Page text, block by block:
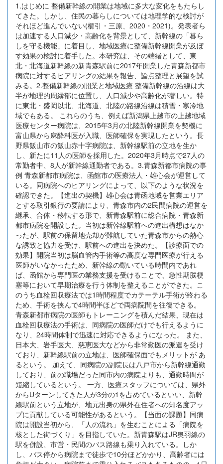
1.はじめに 整備新幹線の開業は地域に多大な変化をもたらし
てきた。しかし、住民の暮らしについては地理学的な検討が
それほど進んでいない(櫛引・三原、2020・2021)。発表者ら
は加速する人口減少・高齢化を背景として、新幹線の「暮ら
しを守る機能」に着目し、地域医療に整備新幹線開業が及ぼ
す効果の検討に着手した。本研究は、その端緒として、東
北・北海道新幹線の新青森駅前に2017年開業した青森新都市
病院に対するヒアリングの結果を報告、論点整理と展望を試
みる。2.整備新幹線の開業と地域医療 整備新幹線の沿線は大
半が地理的周縁部に位置し、人口減少や高齢化が著しい。特
に東北・盛岡以北、北海道、北陸の路線沿線は積雪・寒冷地
域でもある。 これらのうち、例えば新潟県上越市の上越地域
医療センター病院は、2015年3月の北陸新幹線開業を契機に
富山県から麻酔科医が入職、医師確保を実現したという。長
野県飯山市の飯山赤十字病院は、新幹線駅前の立地を生か
し、新たに11人の医師を採用した。2020年3月時点で27人の
常勤者中、8人が新幹線通勤者である。3.青森新都市病院の事
例 青森新都市病院は、函館市の医療法人・雄心会が運営して
いる。同病院へのヒアリングによって、以下のような状況を
確認できた。【進出の契機】雄心会は青函地域を営業エリア
とする取引銀行の要請により、青森市内の2民間病院の運営を
継承、合体・移転する形で、新青森駅前に総合病院・青森新
都市病院を開設した。当初は新幹線駅前への進出構想はなか
ったが、駅前の保留地売却が難航していた青森市からの熱心
な誘致と協力を受け、駅前への進出を決めた。【診療面での
効果】開院当初は脳血管内手術等の高度な専門医療が行える
医師がいなかったため、新幹線の動いている時間内であれ
ば、函館から専門医の業務支援を受けることで、急性期脳梗
塞等において早期治療を行う体制を整えることができた。こ
のうち血栓回収療法では1時間程度でカテーテル手術が終わる
ため、手術を挟んで4時間半ほどで両病院間を往復できる。
青森新都市病院の医師もトレーニングを積んだ結果、現在は
血栓回収療法の手術は、同病院の医師だけでも行えるように
なり、24時間体制で迅速に対応できるようになった。 また、
日本大、岩手医大、慈恵医大などから非常勤医の派遣を受け
ており、新幹線駅前の立地は、医師確保面でもメリットが あ
るという。 加えて、同病院の副院長は八戸市から新幹線通勤
しており、前の職場だった同市内の病院よりも、通勤時間が
短縮しているという。 一方、医療スタッフについては、県外
からUターンしてきた人が3分の1を占めているといい、新幹
線駅前という立地が、地元出身の県外在住者への知名度アッ
プに貢献している可能性があるという。【当面の課題】同病
院は開設当初から、「人の流れ」を生むことによる「病院を
核とした街づくり」を目指していた。新青森駅はJR奥羽線の
駅を併設、市営・民間のバス路線も乗り入れている。しか
し、バス停から病院まで徒歩で10分ほどかかり、高齢者には